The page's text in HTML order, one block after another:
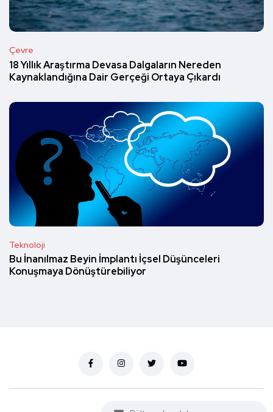
Çevre
18 Yıllık Araştırma Devasa Dalgaların Nereden
Kaynaklandığına Dair Gerçeği Ortaya Çıkardı
Teknoloji
Bu İnanılmaz Beyin İmplantı İçsel Düşünceleri
Konuşmaya Dönüştürebiliyor